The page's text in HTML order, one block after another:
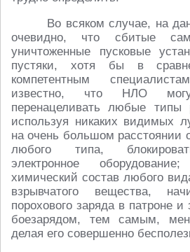
Во всяком случае, на
очевидно, что сбитые
уничтоженные пусковые
пустяки, хотя бы в
компетентным
известно, что НЛО
перенацеливать любые типы
используя никаких видимых
на очень большом расстоянии
любого типа,
электронное
химический состав любого
взрывчатого вещества,
порохового заряда в патроне
боезарядом, тем самым,
делая его совершенно